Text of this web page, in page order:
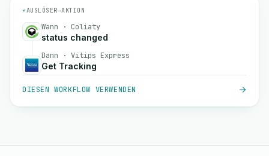
⚡AUSLÖSER→AKTION
Wann · Coliaty
status changed
Dann · Vitips Express
Get Tracking
DIESEN WORKFLOW VERWENDEN